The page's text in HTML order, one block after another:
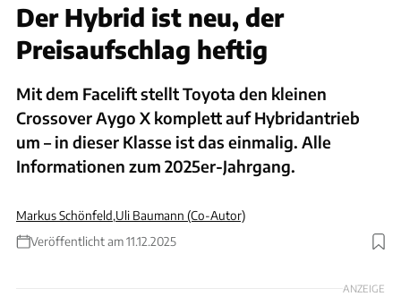
Der Hybrid ist neu, der
Preisaufschlag heftig
Mit dem Facelift stellt Toyota den kleinen
Crossover Aygo X komplett auf Hybridantrieb
um – in dieser Klasse ist das einmalig. Alle
Informationen zum 2025er-Jahrgang.
Markus Schönfeld,Uli Baumann (Co-Autor)
Veröffentlicht am 11.12.2025
ANZEIGE